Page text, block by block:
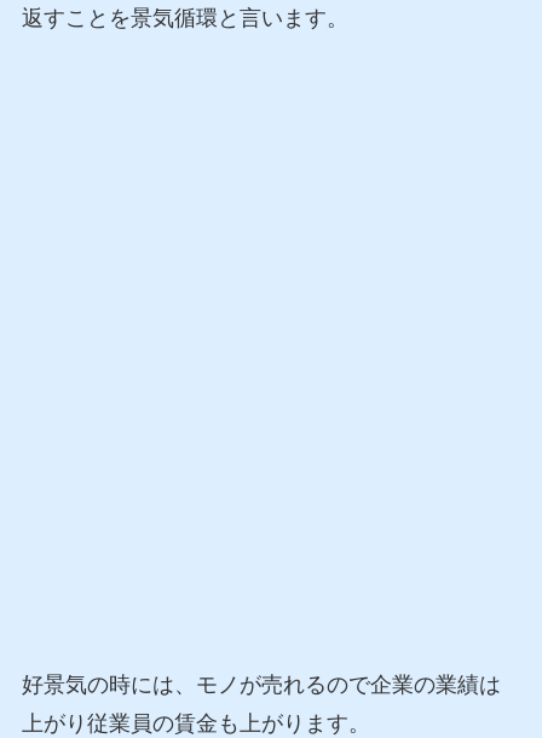
返すことを景気循環と言います。
好景気の時には、モノが売れるので企業の業績は
上がり従業員の賃金も上がります。